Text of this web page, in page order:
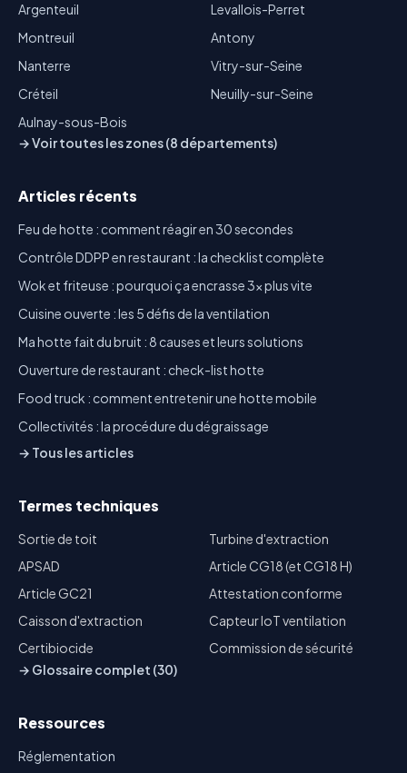
Argenteuil
Montreuil
Nanterre
Créteil
Aulnay-sous-Bois
Levallois-Perret
Antony
Vitry-sur-Seine
Neuilly-sur-Seine
→ Voir toutes les zones (8 départements)
Articles récents
Feu de hotte : comment réagir en 30 secondes
Contrôle DDPP en restaurant : la checklist complète
Wok et friteuse : pourquoi ça encrasse 3x plus vite
Cuisine ouverte : les 5 défis de la ventilation
Ma hotte fait du bruit : 8 causes et leurs solutions
Ouverture de restaurant : check-list hotte
Food truck : comment entretenir une hotte mobile
Collectivités : la procédure du dégraissage
→ Tous les articles
Termes techniques
Sortie de toit
Turbine d'extraction
APSAD
Article CG18 (et CG18 H)
Article GC21
Attestation conforme
Caisson d'extraction
Capteur IoT ventilation
Certibiocide
Commission de sécurité
→ Glossaire complet (30)
Ressources
Réglementation